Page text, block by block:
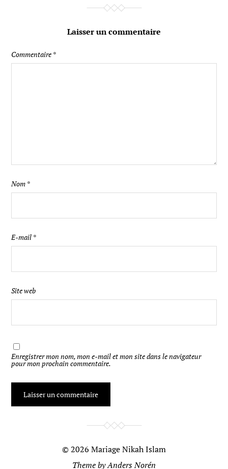
Laisser un commentaire
Commentaire *
Nom *
E-mail *
Site web
Enregistrer mon nom, mon e-mail et mon site dans le navigateur
pour mon prochain commentaire.
© 2026 Mariage Nikah Islam
Theme byAnders Norén